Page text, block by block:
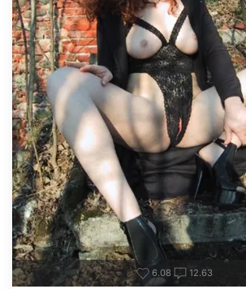
6.08 12.63